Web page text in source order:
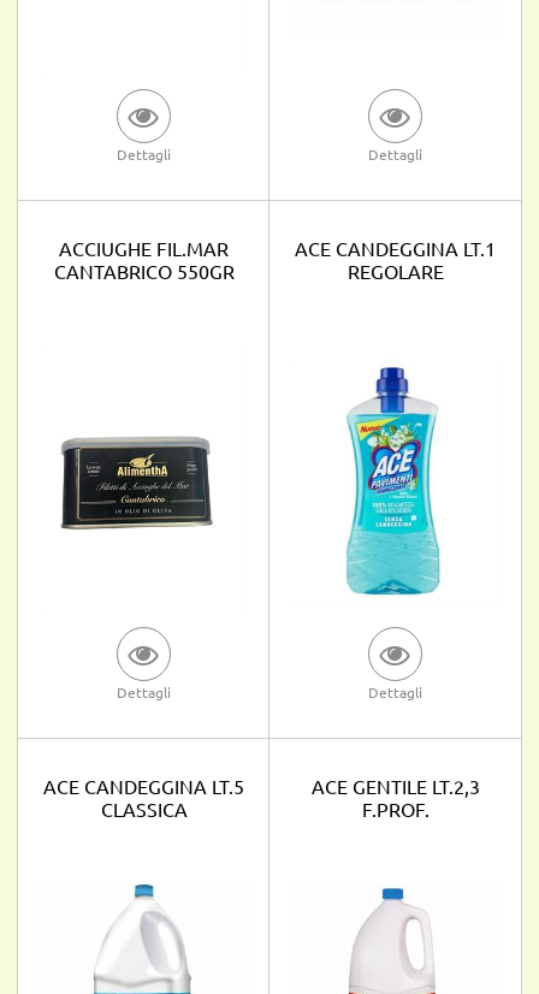
Dettagli Dettagli
ACCIUGHE FIL.MAR
CANTABRICO 550GR
Dettagli
ACE CANDEGGINA LT.1
REGOLARE
Dettagli
ACE CANDEGGINA LT.5
CLASSICA
ACE GENTILE LT.2,3
F.PROF.